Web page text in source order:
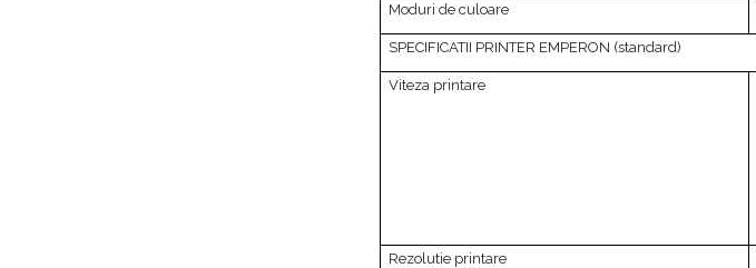
Moduri de culoare
SPECIFICATII PRINTER EMPERON (standard)
Viteza printare
Rezolutie printare